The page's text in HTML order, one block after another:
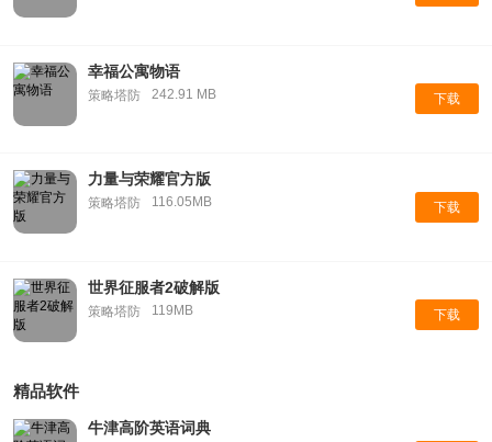
幸福公寓物语
策略塔防 242.91 MB 下载
力量与荣耀官方版
策略塔防 116.05MB 下载
世界征服者2破解版
策略塔防 119MB 下载
精品软件
牛津高阶英语词典